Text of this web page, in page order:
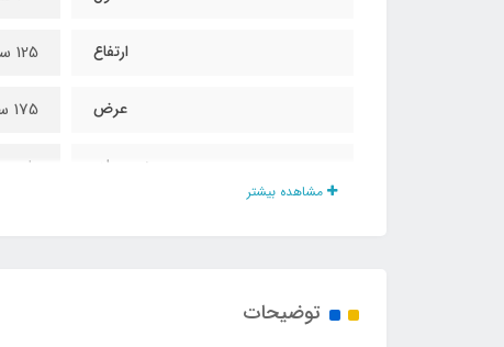
ارتفاع 125 سانت
عرض 175 سانت
جنس چادر
مشاهده بیشتر
توضیحات